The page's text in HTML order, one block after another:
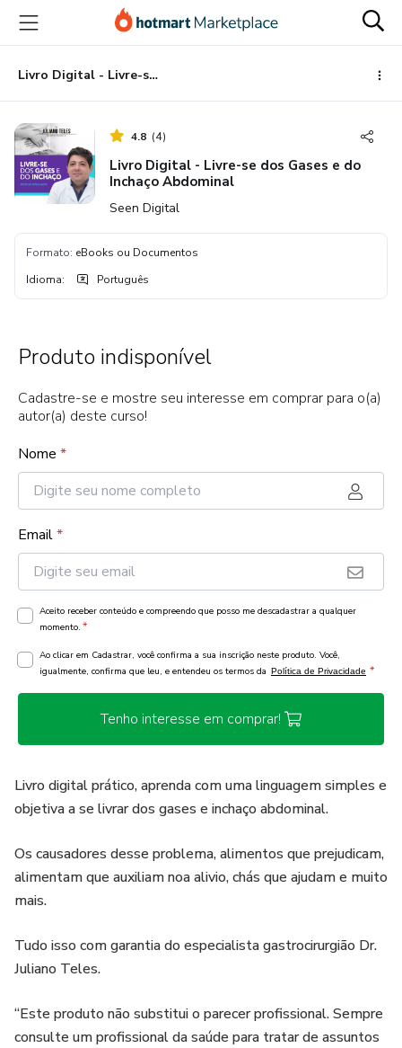
para
conteúdo
principal
para
pagamento
para
rodapé
Livro Digital - Livre-se dos Gases e do Inchaço Abdominal
4.8 (4)
Livro Digital - Livre-se dos Gases e do
Inchaço Abdominal
Seen Digital
Formato: eBooks ou Documentos
Idioma: Português
Produto indisponível
Cadastre-se e mostre seu interesse em comprar para o(a)
autor(a) deste curso!
Nome *
Email*
Aceito receber conteúdo e compreendo que posso me descadastrar a qualquer
momento. *
Ao clicar em Cadastrar, você confirma a sua inscrição neste produto. Você,
igualmente, confirma que leu, e entendeu os termos da Política de Privacidade *
Tenho interesse em comprar!
Livro digital prático, aprenda com uma linguagem simples e
objetiva a se livrar dos gases e inchaço abdominal.
Os causadores desse problema, alimentos que prejudicam,
alimentam que auxiliam noa alivio, chás que ajudam e muito
mais.
Tudo isso com garantia do especialista gastrocirurgião Dr.
Juliano Teles.
“Este produto não substitui o parecer profissional. Sempre
consulte um profissional da saúde para tratar de assuntos